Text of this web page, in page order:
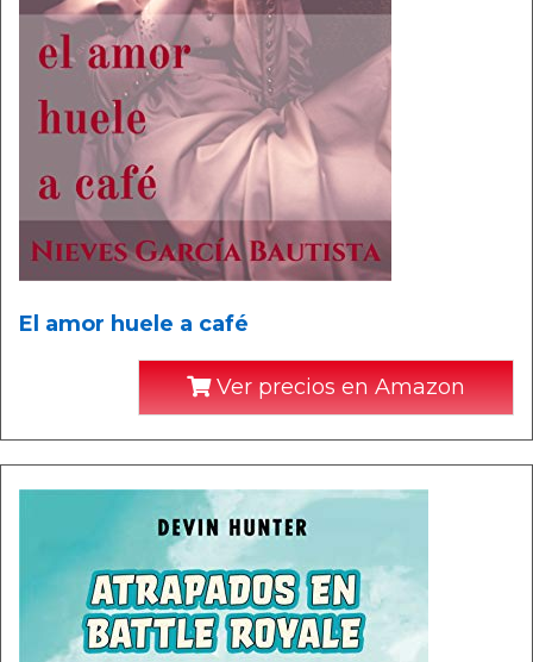
El amor huele a café
Ver precios en Amazon